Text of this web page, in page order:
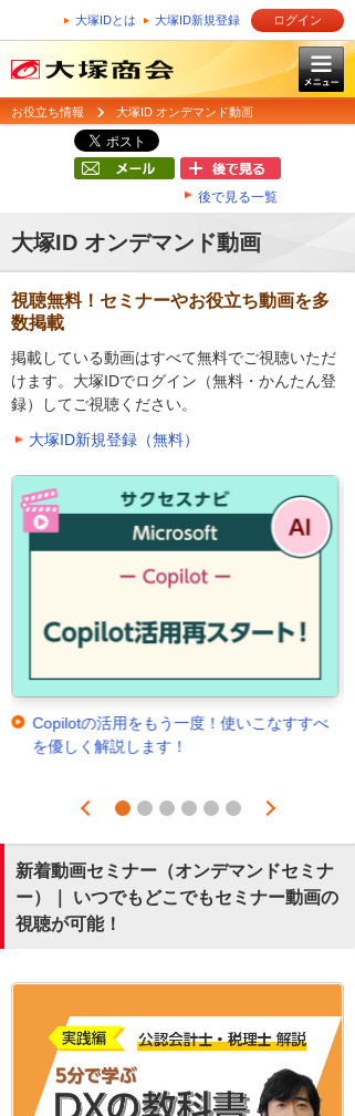
大塚IDとは 大塚ID新規登録 ログイン
お役立ち情報 大塚ID オンデマンド動画
後で見る一覧
大塚ID オンデマンド動画
視聴無料！セミナーやお役立ち動画を多
数掲載
掲載している動画はすべて無料でご視聴いただ
けます。大塚IDでログイン（無料・かんたん登
録）してご視聴ください。
大塚ID新規登録（無料）
Copilotの活用をもう一度！使いこなすすべ
を優しく解説します！
Prev
1 2 3 4 5 6
Next
新着動画セミナー（オンデマンドセミナ
ー）｜ いつでもどこでもセミナー動画の
視聴が可能！